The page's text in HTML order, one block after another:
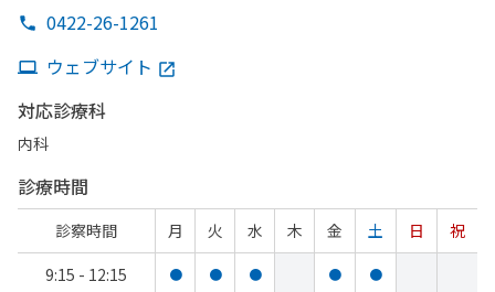
0422-26-1261
ウェブサイト
対応診療科
内科
診療時間
診察時間 月 火 水 木 金 土 日
祝
9:15 - 12:15
● ● ● ● ●